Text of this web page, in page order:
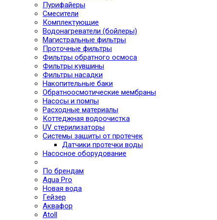
Пурифайеры
Смесители
Комплектующие
Водонагреватели (бойлеры)
Магистральные фильтры
Проточные фильтры
Фильтры обратного осмоса
Фильтры кувшины
Фильтры насадки
Накопительные баки
Обратноосмотические мембраны
Насосы и помпы
Расходные материалы
Коттеджная водоочистка
UV стерилизаторы
Системы защиты от протечек
Датчики протечки воды
Насосное оборудование
По брендам
Aqua Pro
Новая вода
Гейзер
Аквафор
Atoll